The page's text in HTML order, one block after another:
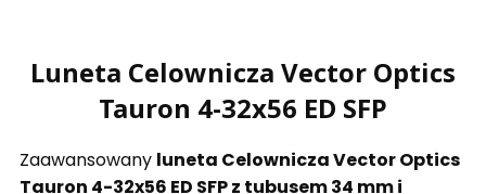
Luneta Celownicza Vector Optics
Tauron 4-32x56 ED SFP
Zaawansowany luneta Celownicza Vector Optics
Tauron 4-32x56 ED SFP z tubusem 34 mm i